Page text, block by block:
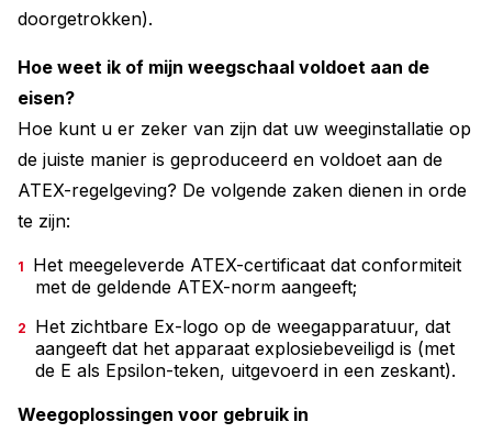
doorgetrokken).
Hoe weet ik of mijn weegschaal voldoet aan de
eisen?
Hoe kunt u er zeker van zijn dat uw weeginstallatie op
de juiste manier is geproduceerd en voldoet aan de
ATEX-regelgeving? De volgende zaken dienen in orde
te zijn:
Het meegeleverde ATEX-certificaat dat conformiteit
met de geldende ATEX-norm aangeeft;
Het zichtbare Ex-logo op de weegapparatuur, dat
aangeeft dat het apparaat explosiebeveiligd is (met
de E als Epsilon-teken, uitgevoerd in een zeskant).
Weegoplossingen voor gebruik in